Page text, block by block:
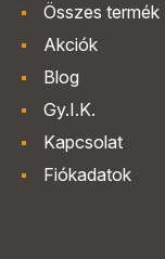
Összes termék
Akciók
Blog
Gy.I.K.
Kapcsolat
Fiókadatok